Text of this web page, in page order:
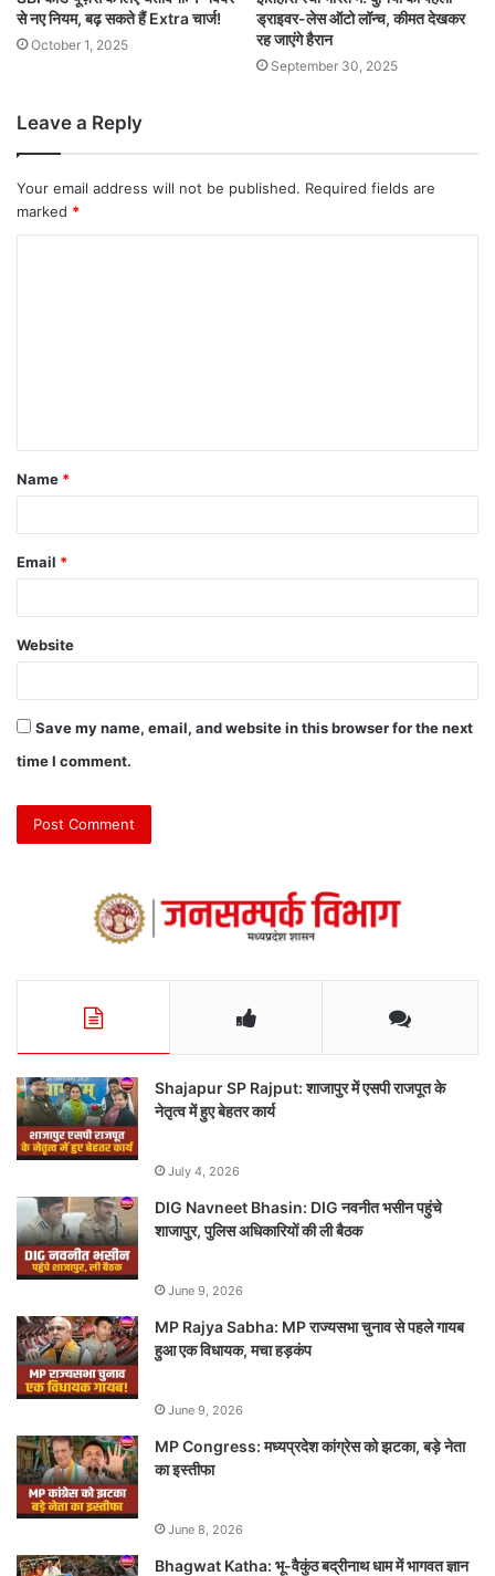
से नए नियम, बढ़ सकते हैं Extra चार्ज!
October 1, 2025
ड्राइवर-लेस ऑटो लॉन्च, कीमत देखकर
रह जाएंगे हैरान
September 30, 2025
Leave a Reply
Your email address will not be published. Required fields are
marked *
Name *
Email *
Website
Save my name, email, and website in this browser for the next
time I comment.
Shajapur SP Rajput: शाजापुर में एसपी राजपूत के
नेतृत्व में हुए बेहतर कार्य
July 4, 2026
DIG Navneet Bhasin: DIG नवनीत भसीन पहुंचे
शाजापुर, पुलिस अधिकारियों की ली बैठक
June 9, 2026
MP Rajya Sabha: MP राज्यसभा चुनाव से पहले गायब
हुआ एक विधायक, मचा हड़कंप
June 9, 2026
MP Congress: मध्यप्रदेश कांग्रेस को झटका, बड़े नेता
का इस्तीफा
June 8, 2026
Bhagwat Katha: भू-वैकुंठ बद्रीनाथ धाम में भागवत ज्ञान